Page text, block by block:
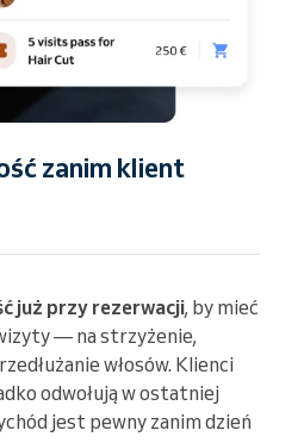
zanim klient
już przy rezerwacji, by mieć
— na strzyżenie,
włosów. Klienci
odwołują w ostatniej
jest pewny zanim dzień